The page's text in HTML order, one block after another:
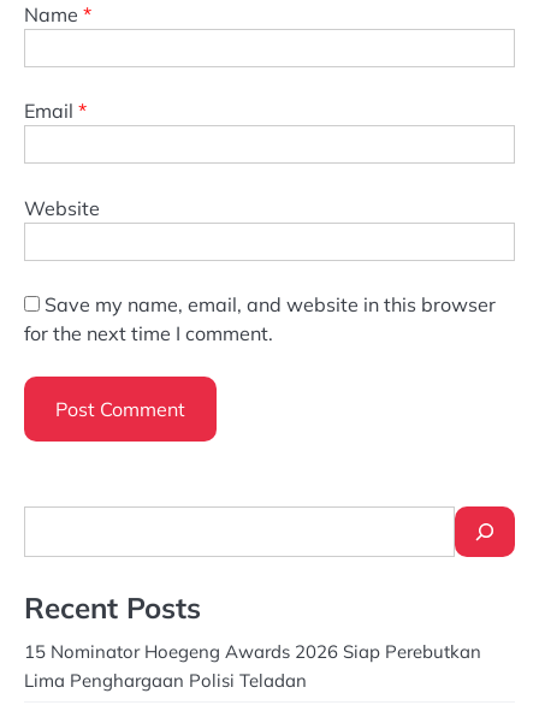
Name *
Email *
Website
Save my name, email, and website in this browser
for the next time I comment.
Recent Posts
15 Nominator Hoegeng Awards 2026 Siap Perebutkan
Lima Penghargaan Polisi Teladan